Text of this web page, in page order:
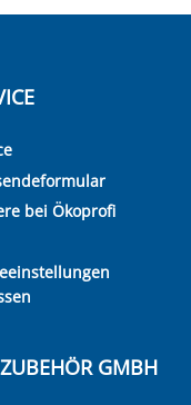
bei Ökoprofi
GMBH